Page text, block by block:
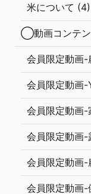
米について (4)
◯動画コンテ
会員限定動画-
会員限定動画
会員限定動画-
会員限定動画-
会員限定動画-
会員限定動画